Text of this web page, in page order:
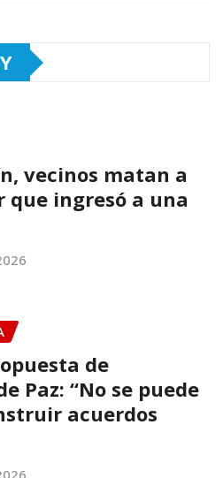
vecinos matan a
ingresó a una
de
Paz: “No se puede
acuerdos